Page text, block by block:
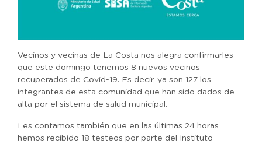
Vecinos y vecinas de La Costa nos alegra confirmarles
que este domingo tenemos 8 nuevos vecinos
recuperados de Covid-19. Es decir, ya son 127 los
integrantes de esta comunidad que han sido dados de
alta por el sistema de salud municipal.
Les contamos también que en las últimas 24 horas
hemos recibido 18 testeos por parte del Instituto